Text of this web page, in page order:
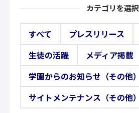
カテゴリを選択
すべて プレスリリース
生徒の活躍
メディア掲載
学園からのお知らせ（その他）
サイトメンテナンス（その他）